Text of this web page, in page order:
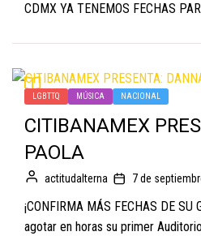
CDMX YA TENEMOS FECHAS
LGBTTQ MÚSICA NACIONAL
CITIBANAMEX
PAOLA
actitudalterna 7 de
¡CONFIRMA MÁS FECHAS DE
agotar en horas su primer